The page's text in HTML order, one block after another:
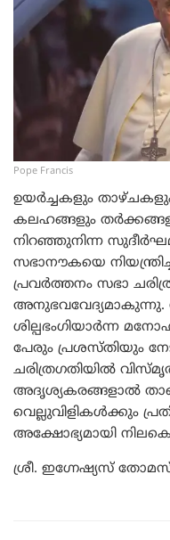
Pope Francis
ഉയര്‍ച്ചകളും
കലഹങ്ങളും
നിറഞ്ഞുനിന്ന
സഭാനൗകയെ
പ്രവര്‍ത്തനം സഭാ
അനുഭവവേദ്യമാകുന്നു.
ശില്പഭംഗിയാര്‍ന്ന
പേരും പ്രശസ്തിയും
ചരിത്രഗതിയില്‍
അദൃശ്യകരങ്ങളാല്‍
വെല്ലുവിളികള്‍ക്കും
അക്ഷോഭ്യമായി
ശ്രീ. ഇഗ്നേഷ്യസ്